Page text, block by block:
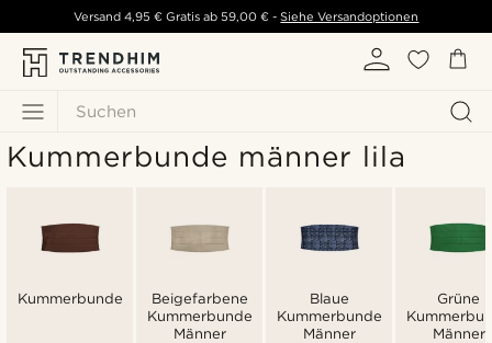
Suchen
Versand 4,95 € Gratis ab 59,00 € - Siehe Versandoptionen
Kummerbunde männer lila
Kummerbunde
Beigefarbene
Kummerbunde
Männer
Blaue
Kummerbunde
Männer
Grüne
Männer